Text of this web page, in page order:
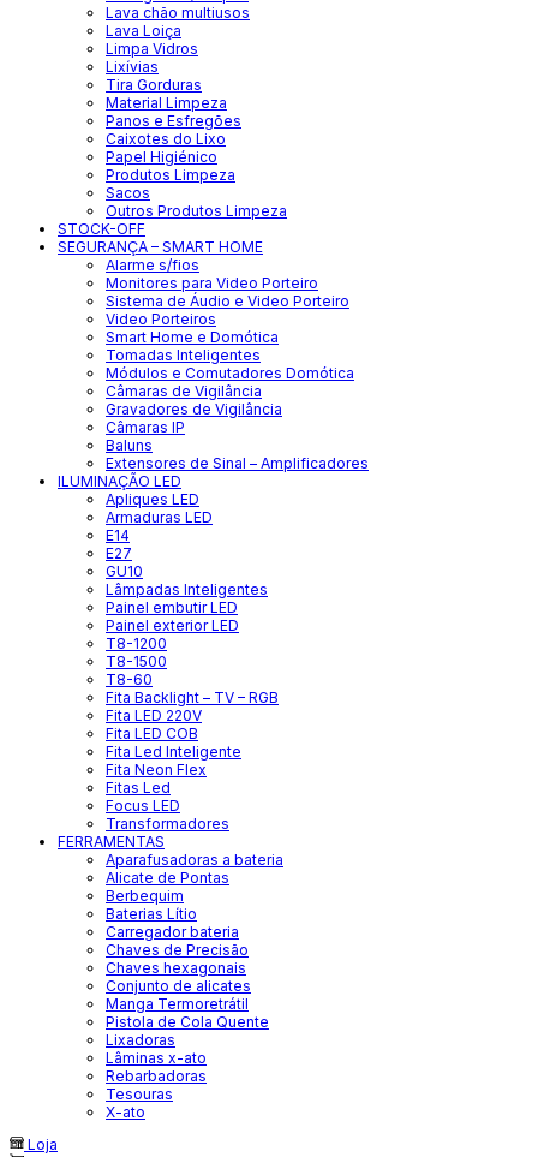
Lava chão multiusos
Lava Loiça
Limpa Vidros
Lixívias
Tira Gorduras
Material Limpeza
Panos e Esfregões
Caixotes do Lixo
Papel Higiénico
Produtos Limpeza
Sacos
Outros Produtos Limpeza
STOCK-OFF
SEGURANÇA – SMART HOME
Alarme s/fios
Monitores para Video Porteiro
Sistema de Áudio e Video Porteiro
Video Porteiros
Smart Home e Domótica
Tomadas Inteligentes
Módulos e Comutadores Domótica
Câmaras de Vigilância
Gravadores de Vigilância
Câmaras IP
Baluns
Extensores de Sinal – Amplificadores
ILUMINAÇÃO LED
Apliques LED
Armaduras LED
E14
E27
GU10
Lâmpadas Inteligentes
Painel embutir LED
Painel exterior LED
T8-1200
T8-1500
T8-60
Fita Backlight – TV – RGB
Fita LED 220V
Fita LED COB
Fita Led Inteligente
Fita Neon Flex
Fitas Led
Focus LED
Transformadores
FERRAMENTAS
Aparafusadoras a bateria
Alicate de Pontas
Berbequim
Baterias Lítio
Carregador bateria
Chaves de Precisão
Chaves hexagonais
Conjunto de alicates
Manga Termoretrátil
Pistola de Cola Quente
Lixadoras
Lâminas x-ato
Rebarbadoras
Tesouras
X-ato
Loja